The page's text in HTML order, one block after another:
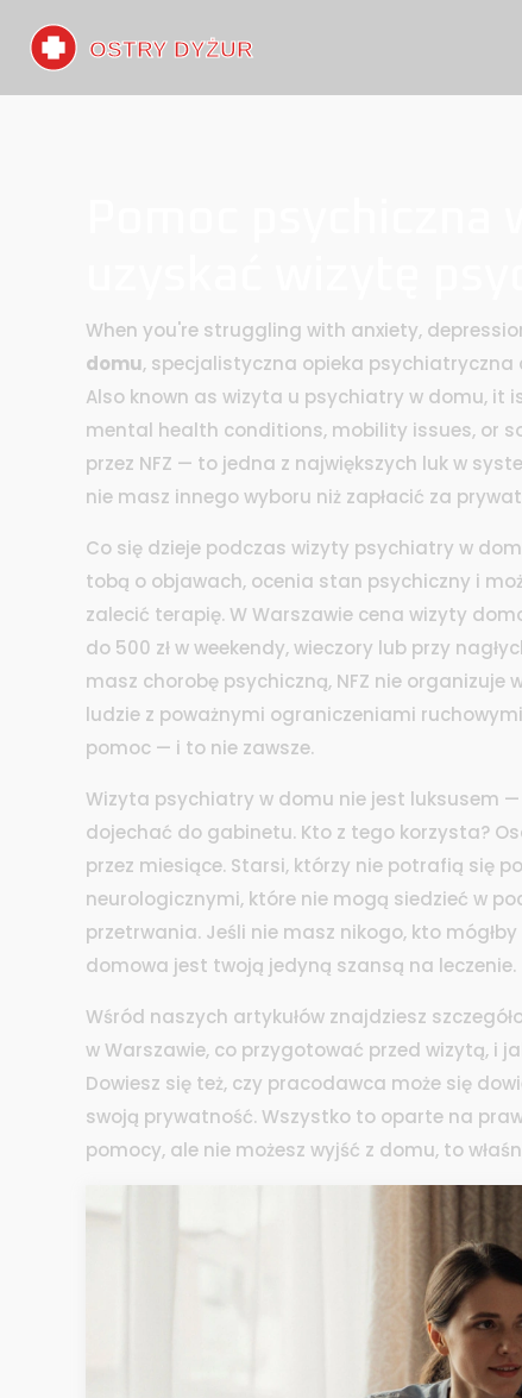
When you're struggling with anxiety,
domu, specjalistyczna opieka
Also known as wizyta u psychiatry w domu, it
mental health conditions, mobility issues, or
przez NFZ — to jedna z największych luk w
nie masz innego wyboru niż zapłacić za
Co się dzieje podczas wizyty psychiatry w
tobą o objawach, ocenia stan psychiczny i
zalecić terapię. W Warszawie cena wizyty
do 500 zł w weekendy, wieczory lub przy
masz chorobę psychiczną, NFZ nie organizuje
ludzie z poważnymi ograniczeniami
pomoc — i to nie zawsze.
Wizyta psychiatry w domu nie jest luksusem
dojechać do gabinetu. Kto z tego korzysta?
przez miesiące. Starsi, którzy nie potrafią się
neurologicznymi, które nie mogą siedzieć w
przetrwania. Jeśli nie masz nikogo, kto
domowa jest twoją jedyną szansą na leczenie.
Wśród naszych artykułów znajdziesz
w Warszawie, co przygotować przed wizytą, i
Dowiesz się też, czy pracodawca może się
swoją prywatność. Wszystko to oparte na
pomocy, ale nie możesz wyjść z domu, to